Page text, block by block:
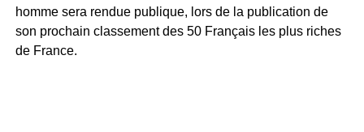
homme sera rendue publique, lors de la publication de
son prochain classement des 50 Français les plus riches
de France.